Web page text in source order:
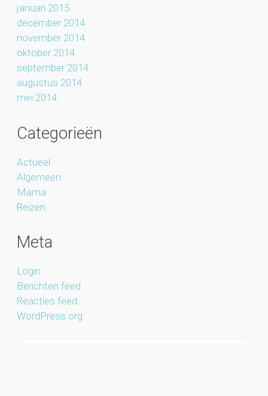
januari 2015
december 2014
november 2014
oktober 2014
september 2014
augustus 2014
mei 2014
Categorieën
Actueel
Algemeen
Mama
Reizen
Meta
Login
Berichten feed
Reacties feed
WordPress.org